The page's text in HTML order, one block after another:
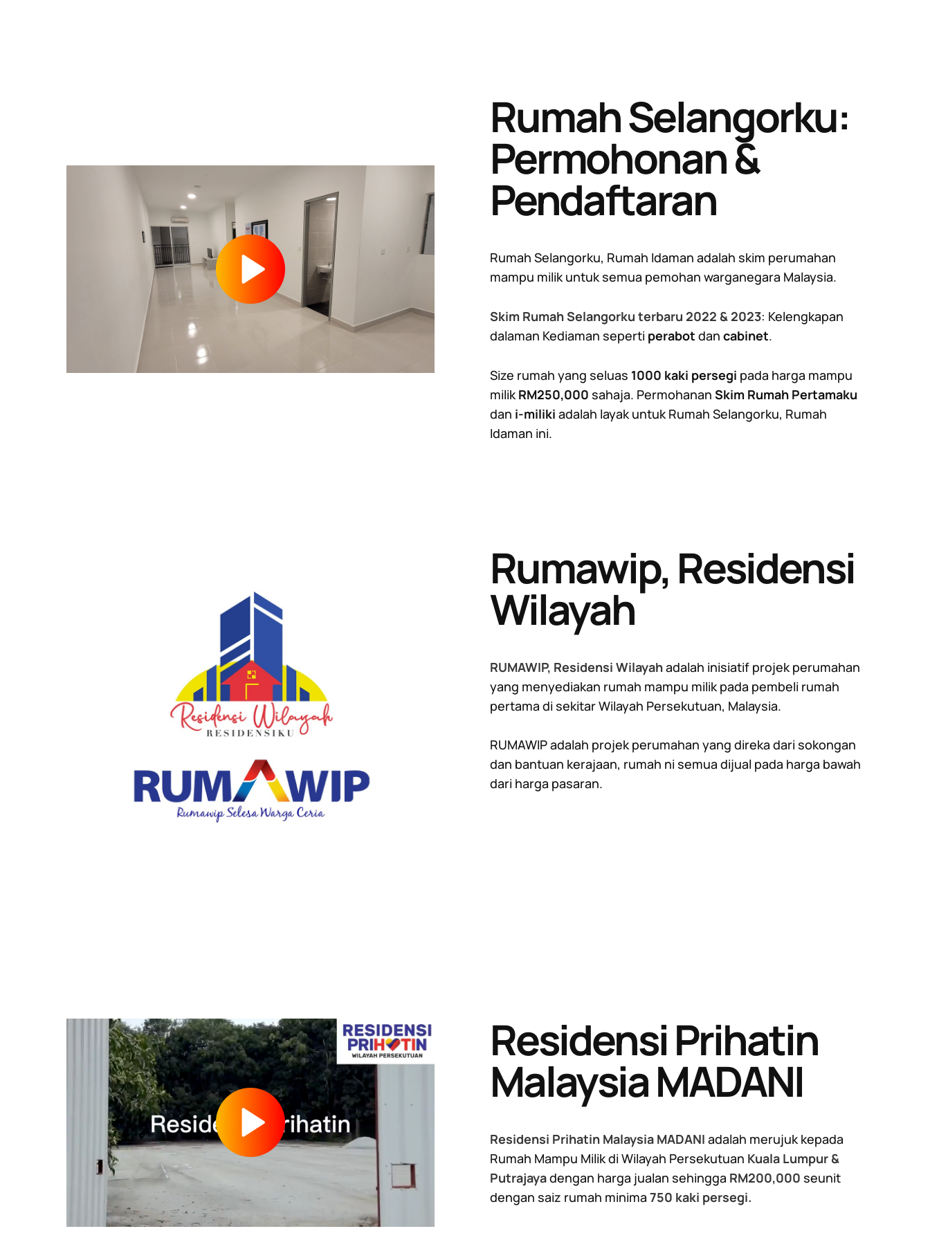
Rumah Selangorku:
Permohonan &
Pendaftaran
Rumah Selangorku, Rumah Idaman adalah skim perumahan
mampu milik untuk semua pemohan warganegara Malaysia.
Skim Rumah Selangorku terbaru 2022 & 2023: Kelengkapan
dalaman Kediaman seperti perabot dan cabinet.
Size rumah yang seluas 1000 kaki persegi pada harga mampu
milik RM250,000 sahaja. Permohanan Skim Rumah Pertamaku
dan i-miliki adalah layak untuk Rumah Selangorku, Rumah
Idaman ini.
Rumawip, Residensi
Wilayah
RUMAWIP, Residensi Wilayahadalah inisiatif projek perumahan
yang menyediakan rumah mampu milik pada pembeli rumah
pertama di sekitar Wilayah Persekutuan, Malaysia.
RUMAWIP adalah projek perumahan yang direka dari sokongan
dan bantuan kerajaan, rumah ni semua dijual pada harga bawah
dari harga pasaran.
Residensi Prihatin
Malaysia MADANI
Residensi Prihatin Malaysia MADANI adalah merujuk kepada
Rumah Mampu Milik di Wilayah Persekutuan Kuala Lumpur &
Putrajayadengan harga jualan sehingga RM200,000 seunit
dengan saiz rumah minima 750 kaki persegi.